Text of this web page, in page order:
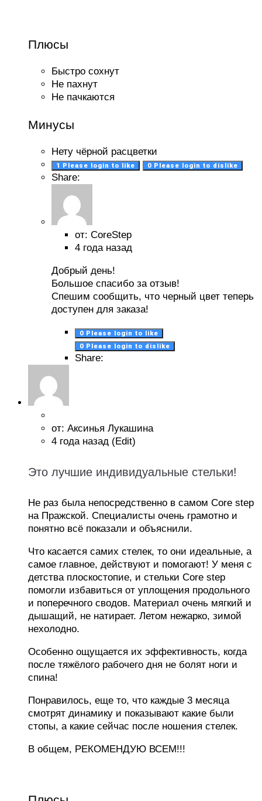
Плюсы
Быстро сохнут
Не пахнут
Не пачкаются
Минусы
Нету чёрной расцветки
1 Please login to like 0 Please login to dislike
Share:
от: CoreStep
4 года назад
Добрый день!
Большое спасибо за отзыв!
Спешим сообщить, что черный цвет теперь
доступен для заказа!
0 Please login to like
0 Please login to dislike
Share:
от: Аксинья Лукашина
4 года назад (Edit)
Это лучшие индивидуальные стельки!
Не раз была непосредственно в самом Core step
на Пражской. Специалисты очень грамотно и
понятно всё показали и объяснили.
Что касается самих стелек, то они идеальные, а
самое главное, действуют и помогают! У меня с
детства плоскостопие, и стельки Core step
помогли избавиться от уплощения продольного
и поперечного сводов. Материал очень мягкий и
дышащий, не натирает. Летом нежарко, зимой
нехолодно.
Особенно ощущается их эффективность, когда
после тяжёлого рабочего дня не болят ноги и
спина!
Понравилось, еще то, что каждые 3 месяца
смотрят динамику и показывают какие были
стопы, а какие сейчас после ношения стелек.
В общем, РЕКОМЕНДУЮ ВСЕМ!!!